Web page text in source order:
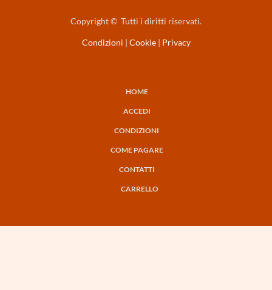
Copyright © Tutti i diritti riservati.
Condizioni | Cookie| Privacy
NAVIGAZIONE
HOME
ACCEDI
CONDIZIONI
COME PAGARE
CONTATTI
CARRELLO